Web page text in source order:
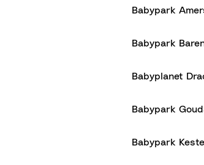
Babypark
Babypark
Babyplanet
Babypark
Babypark